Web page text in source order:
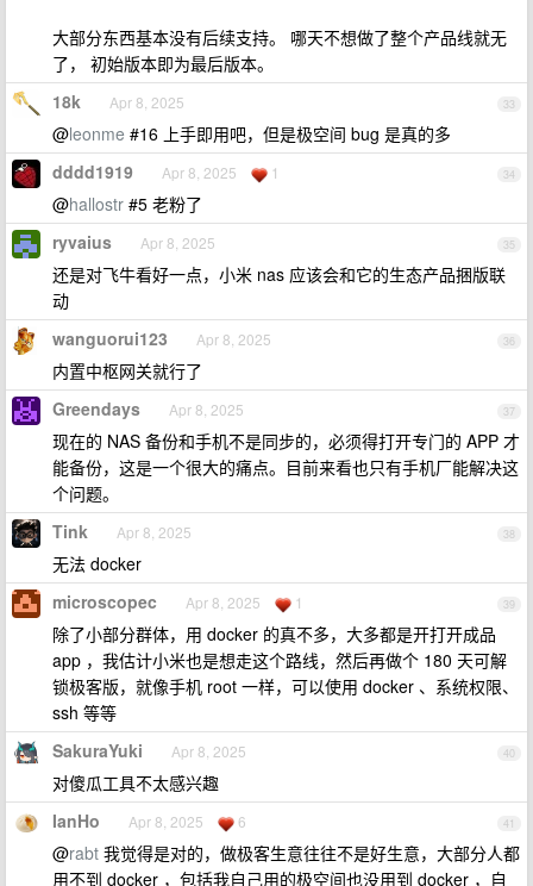
大部分东西基本没有后续支持。 哪天不想做了整个产品线就无
了， 初始版本即为最后版本。
33
18k Apr 8, 2025
@leonme #16 上手即用吧，但是极空间 bug 是真的多
34
dddd1919 Apr 8, 2025 1
@hallostr #5 老粉了
35
ryvaius Apr 8, 2025
还是对飞牛看好一点，小米 nas 应该会和它的生态产品捆版联
动
36
wanguorui123 Apr 8, 2025
内置中枢网关就行了
37
Greendays Apr 8, 2025
现在的 NAS 备份和手机不是同步的，必须得打开专门的 APP 才
能备份，这是一个很大的痛点。目前来看也只有手机厂能解决这
个问题。
38
Tink Apr 8, 2025
无法 docker
39
microscopec Apr 8, 2025 1
除了小部分群体，用 docker 的真不多，大多都是开打开成品
app ，我估计小米也是想走这个路线，然后再做个 180 天可解
锁极客版，就像手机 root 一样，可以使用 docker 、系统权限、
ssh 等等
40
SakuraYuki Apr 8, 2025
对傻瓜工具不太感兴趣
41
IanHo Apr 8, 2025 6
@rabt 我觉得是对的，做极客生意往往不是好生意，大部分人都
用不到 docker ，包括我自己用的极空间也没用到 docker ，自